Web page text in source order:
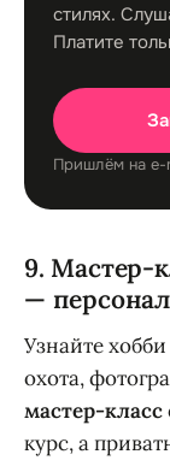
стилях.
Платите
Пришлём на e-
9. Мастер-
—
Узнайте
охота,
мастер-класс
курс, а